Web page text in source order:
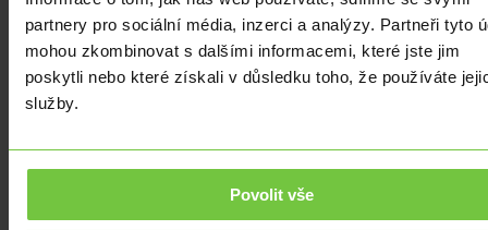
partnery pro sociální média, inzerci a analýzy. Partneři tyto
mohou zkombinovat s dalšími informacemi, které jste jim
poskytli nebo které získali v důsledku toho, že používáte
služby.
Povolit vše
ANALÝZY|
Turecká
centrální
přerušila
zvyšování
ANALÝZY|
Evropská
dnes
ANALÝZY|
KRYPTOMĚNY
Nvidia
ANALÝZY|
KRYPTOMĚNY